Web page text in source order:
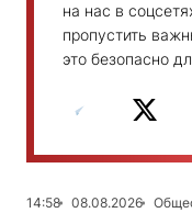
на нас в
пропустить
это безопасно
14:58 08.08.2026